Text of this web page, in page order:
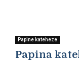
Papine kateheze
Papina